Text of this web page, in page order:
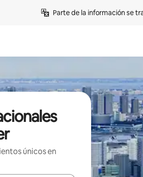
Parte de la información se
únicos en